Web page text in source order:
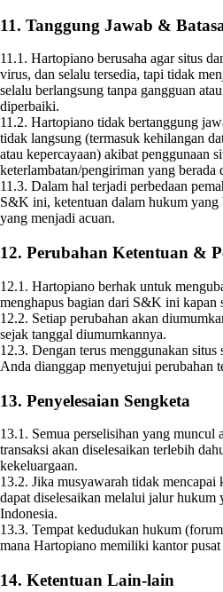
11. Tanggung Jawab &
11.1. Hartopiano berusaha agar situs
virus, dan selalu tersedia, tapi tidak
selalu berlangsung tanpa gangguan
diperbaiki.
11.2. Hartopiano tidak bertanggung
tidak langsung (termasuk kehilangan
atau kepercayaan) akibat penggunaan
keterlambatan/pengiriman yang
11.3. Dalam hal terjadi perbedaan
S&K ini, ketentuan dalam hukum
yang menjadi acuan.
12. Perubahan Ketentuan &
12.1. Hartopiano berhak untuk
menghapus bagian dari S&K ini kapan
12.2. Setiap perubahan akan
sejak tanggal diumumkannya.
12.3. Dengan terus menggunakan
Anda dianggap menyetujui perubahan
13. Penyelesaian Sengketa
13.1. Semua perselisihan yang muncul
transaksi akan diselesaikan terlebih
kekeluargaan.
13.2. Jika musyawarah tidak mencapai
dapat diselesaikan melalui jalur
Indonesia.
13.3. Tempat kedudukan hukum
mana Hartopiano memiliki kantor pusat
14. Ketentuan Lain‑lain